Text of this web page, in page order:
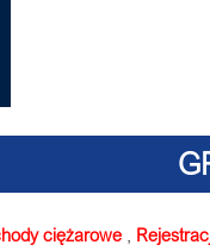
ciężarowe